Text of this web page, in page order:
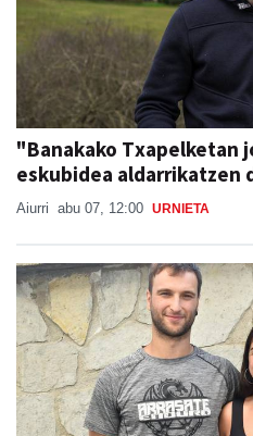
"Banakako Txapelketan
eskubidea aldarrikatzen
Aiurri abu 07, 12:00 URNIETA